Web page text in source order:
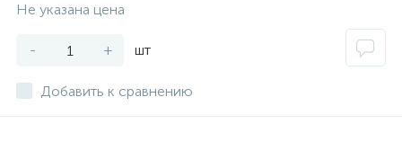
Не указана цена
- + шт
Добавить к сравнению